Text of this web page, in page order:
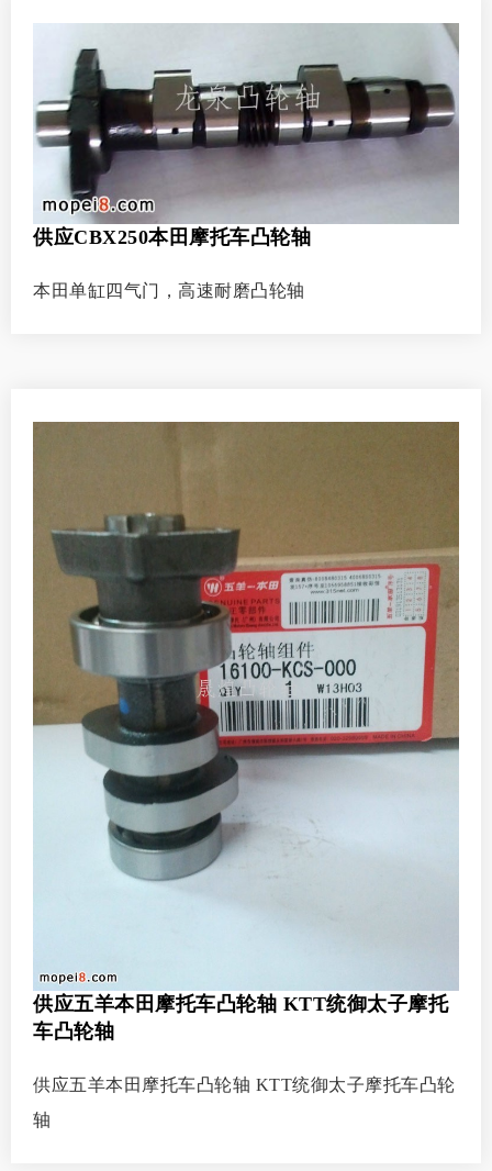
供应CBX250本田摩托车凸轮轴
本田单缸四气门，高速耐磨凸轮轴
供应五羊本田摩托车凸轮轴 KTT统御太子摩托
车凸轮轴
供应五羊本田摩托车凸轮轴 KTT统御太子摩托车凸轮
轴